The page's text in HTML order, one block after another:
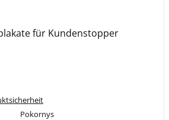
für Kundenstopper
Pokornys